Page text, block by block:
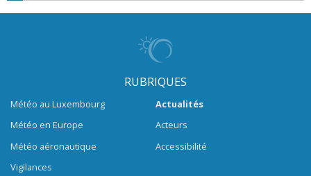
RUBRIQUES
Météo au Luxembourg
Météo en Europe
Météo aéronautique
Vigilances
Actualités
Acteurs
Accessibilité